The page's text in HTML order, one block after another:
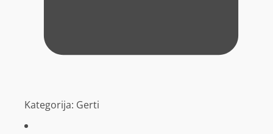
Kategorija: Gerti